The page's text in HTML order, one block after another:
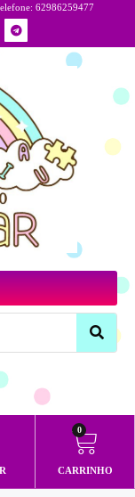
62986259477
0
CARRINHO